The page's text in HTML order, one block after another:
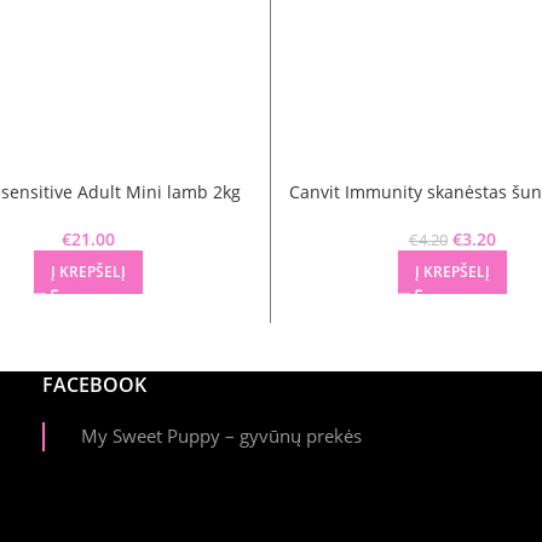
Adult Mini lamb 2kg
€21.00
Į KREPŠELĮ
Canvit Immunity skanėstas
€4.20 Original
€3.20
Į KREPŠELĮ
FACEBOOK
My Sweet Puppy – gyvūnų prekės